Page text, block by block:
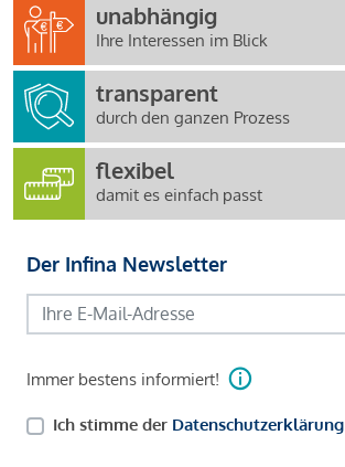
unabhängig
Ihre Interessen im Blick
transparent
durch den ganzen Prozess
flexibel
damit es einfach passt
Der Infina Newsletter
Immer bestens informiert!
Ich stimme der Datenschutzerklärung